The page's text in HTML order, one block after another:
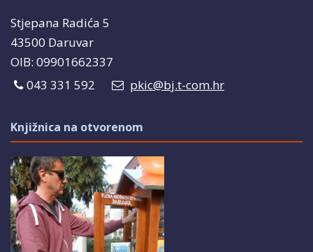
Stjepana Radića 5
43500 Daruvar
OIB: 09901662337
043 331 592
pkic@bj.t-com.hr
Knjižnica na otvorenom